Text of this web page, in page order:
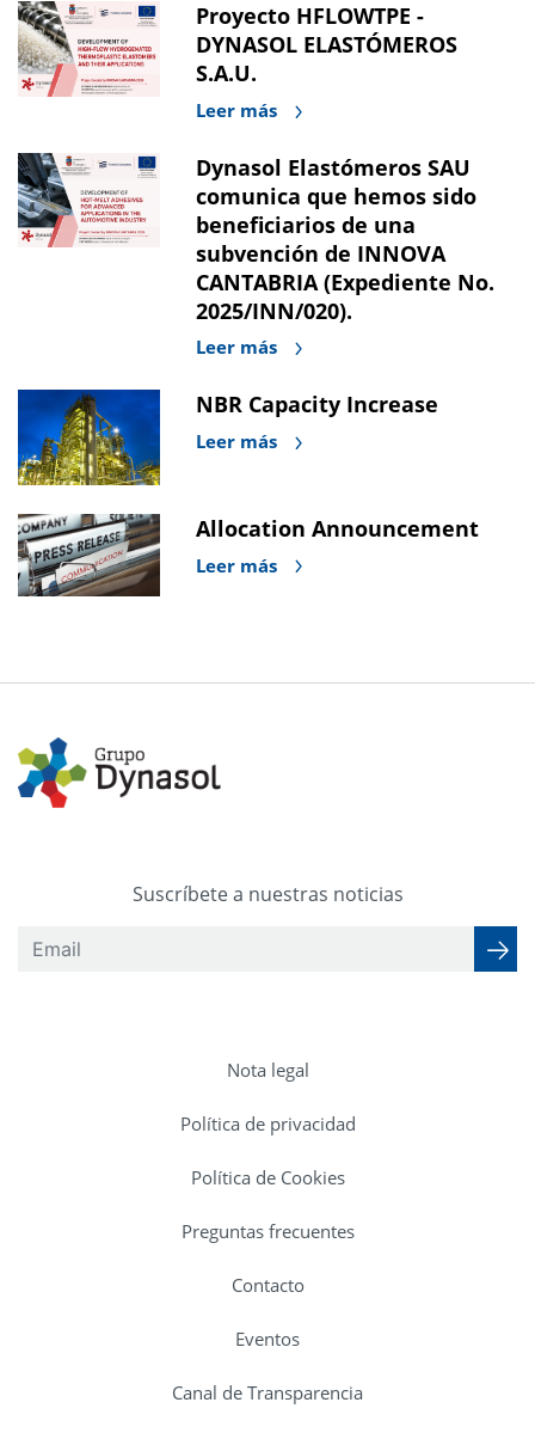
Proyecto HFLOWTPE -
DYNASOL ELASTÓMEROS
S.A.U.
Leer más
Dynasol Elastómeros SAU
comunica que hemos sido
beneficiarios de una
subvención de INNOVA
CANTABRIA (Expediente No.
2025/INN/020).
Leer más
NBR Capacity Increase
Leer más
Allocation Announcement
Leer más
Suscríbete a nuestras noticias
Nota legal
Política de privacidad
Política de Cookies
Preguntas frecuentes
Contacto
Eventos
Canal de Transparencia